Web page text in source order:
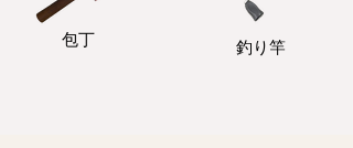
包丁 釣り竿